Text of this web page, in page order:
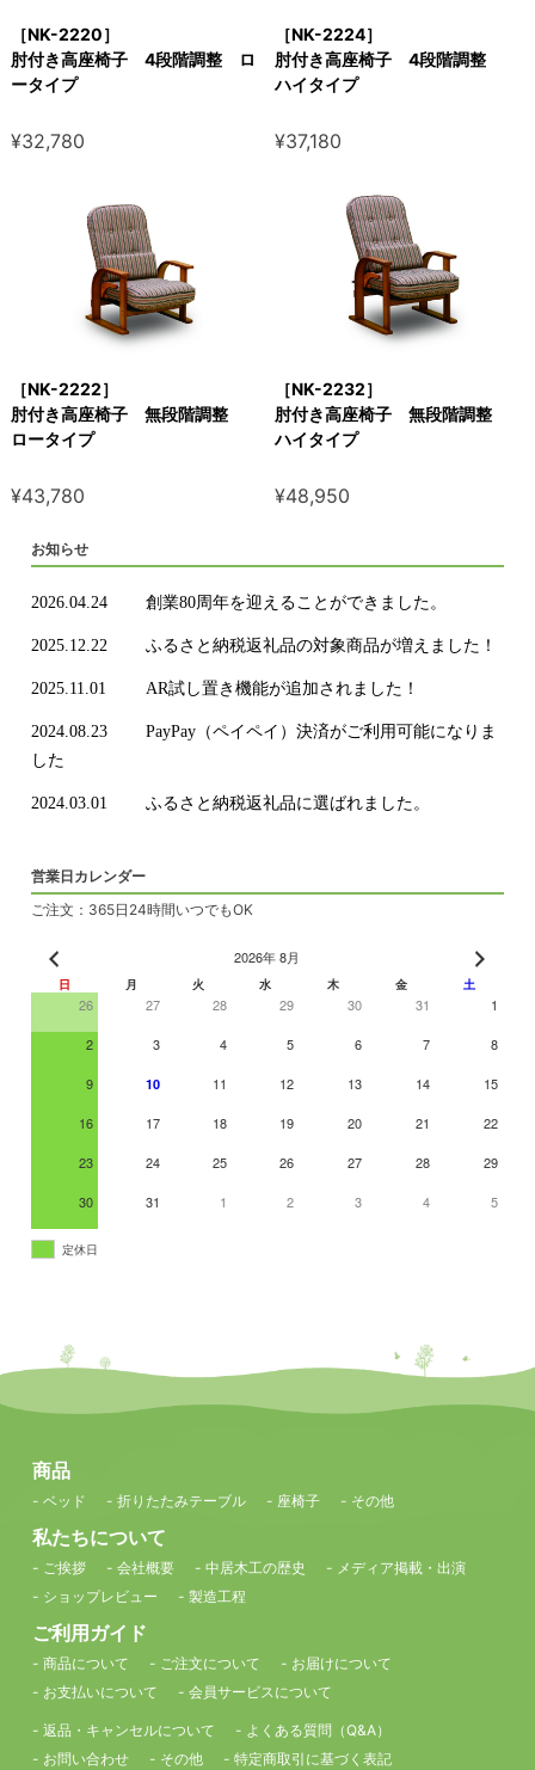
［NK-2220］
肘付き高座椅子 4段階調整 ロ
ータイプ
¥32,780
［NK-2224］
肘付き高座椅子 4段階調整
ハイタイプ
¥37,180
［NK-2222］
肘付き高座椅子 無段階調整
ロータイプ
¥43,780
［NK-2232］
肘付き高座椅子 無段階調整
ハイタイプ
¥48,950
お知らせ
2026.04.24 創業80周年を迎えることができました。
2025.12.22 ふるさと納税返礼品の対象商品が増えました！
2025.11.01 AR試し置き機能が追加されました！
2024.08.23
PayPay（ペイペイ）決済がご利用可能になりま
した
2024.03.01 ふるさと納税返礼品に選ばれました。
営業日カレンダー
ご注文：365日24時間いつでもOK
2026年 8月
日 月 火 水 木 金 土
26 27 28 29 30 31 1
2 3 4 5 6 7 8
9 10 11 12 13 14 15
16 17 18 19 20 21 22
23 24 25 26 27 28 29
30 31 1 2 3 4 5
定休日
商品
- ベッド - 折りたたみテーブル - 座椅子 - その他
私たちについて
- ご挨拶 - 会社概要 - 中居木工の歴史
- メディア掲載・出演
- ショップレビュー
- 製造工程
ご利用ガイド
- 商品について - ご注文について
- お届けについて
- お支払いについて
- 会員サービスについて
- 返品・キャンセルについて
- よくある質問（Q&A）
- お問い合わせ
- その他 - 特定商取引に基づく表記